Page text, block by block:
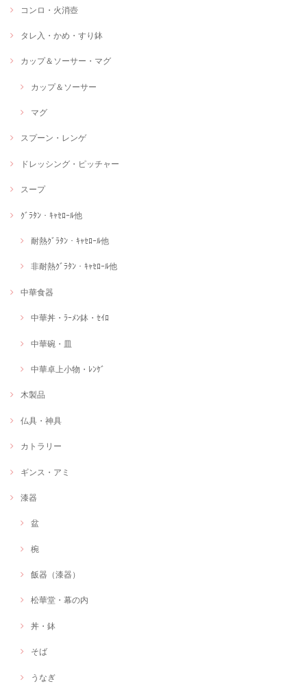
コンロ・火消壺
タレ入・かめ・すり鉢
カップ＆ソーサー・マグ
カップ＆ソーサー
マグ
スプーン・レンゲ
ドレッシング・ピッチャー
スープ
ｸﾞﾗﾀﾝ・ｷｬｾﾛｰﾙ他
耐熱ｸﾞﾗﾀﾝ・ｷｬｾﾛｰﾙ他
非耐熱ｸﾞﾗﾀﾝ・ｷｬｾﾛｰﾙ他
中華食器
中華丼・ﾗｰﾒﾝ鉢・ｾｲﾛ
中華碗・皿
中華卓上小物・ﾚﾝｹﾞ
木製品
仏具・神具
カトラリー
ギンス・アミ
漆器
盆
椀
飯器（漆器）
松華堂・幕の内
丼・鉢
そば
うなぎ